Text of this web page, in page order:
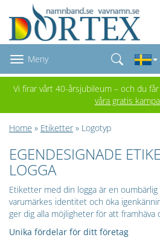
Meny
Vi firar vårt 40-årsjubileum – och du
våra gratis
Home » Etiketter» Logotyp
EGENDESIGNADE
LOGGA
Etiketter med din logga är en
varumärkes identitet och öka
ger dig alla möjligheter för att framhäva
Unika fördelar för ditt företag